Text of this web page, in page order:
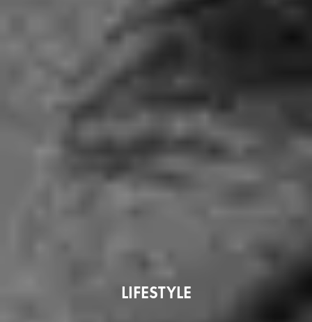
LIFESTYLE